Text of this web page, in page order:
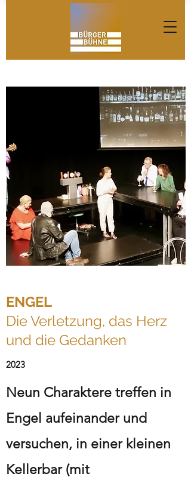
ENGEL
Die Verletzung, das Herz
und die Gedanken
2023
Neun Charaktere treffen in
Engel aufeinander und
versuchen, in einer kleinen
Kellerbar (mit